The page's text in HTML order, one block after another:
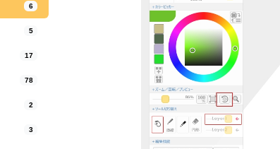
6
5
17
78
2
3